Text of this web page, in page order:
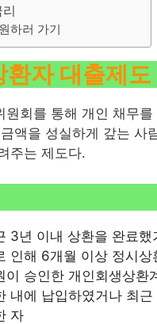
하러 가기
환자 대출제도
원회를 통해 개인 채무를
액을 성실하게 갚는 사
주는 제도다.
3년 이내 상환을 완료했
인해 6개월 이상 정시상
이 승인한 개인회생상환
내에 납입하였거나 최
자